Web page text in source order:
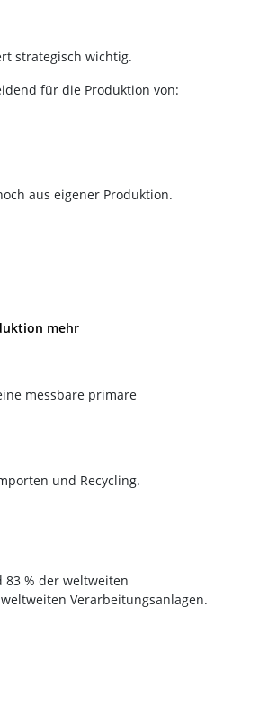
strategisch wichtig.
für die Produktion von:
aus eigener Produktion.
mehr
messbare primäre
und Recycling.
83 % der weltweiten
Verarbeitungsanlagen.